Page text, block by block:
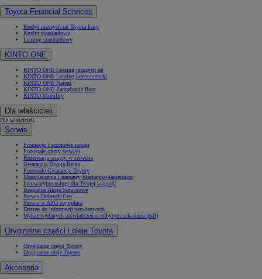
Toyota Financial Services
Kredyt niższych rat Toyota Easy
Kredyt standardowy
Leasing standardowy
KINTO ONE
KINTO ONE Leasing niższych rat
KINTO ONE Leasing konsumencki
KINTO ONE Najem
KINTO ONE Zarządzanie flotą
KINTO Mobility
Dla właścicieli
Dla właścicieli
Serwis
Promocje i sezonowe usługi
Pozostałe oferty serwisu
Rezerwacja wizyty w serwisie
Gwarancja Toyota Relax
Pozostałe Gwarancje Toyoty
Ubezpieczenia i naprawy blacharsko-lakiernicze
Innowacyjne usługi dla Twojej wygody
Bezpłatne Akcje Serwisowe
Serwis Dobrych Cen
Serwis w ASO się opłaca
Dostęp do informacji serwisowych
Wykaz wydanych zaświadczeń o odbytym szkoleniu (pdf)
Oryginalne części i oleje Toyota
Oryginalne części Toyoty
Oryginalne oleje Toyoty
Akcesoria